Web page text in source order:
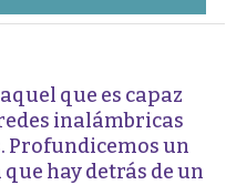
que es capaz
inalámbricas
Profundicemos un
hay detrás de un